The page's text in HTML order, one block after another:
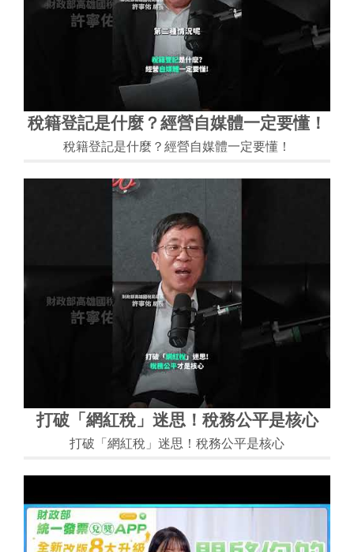
稅籍登記是什麼？經營自媒體一定要懂！
稅籍登記是什麼？經營自媒體一定要懂！
打破「網紅稅」迷思！稅務公平是核心
打破「網紅稅」迷思！稅務公平是核心